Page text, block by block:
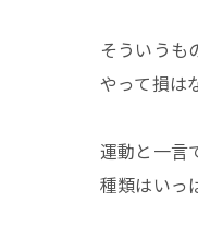
そういうも
やって損は
運動と一言
種類はいっ